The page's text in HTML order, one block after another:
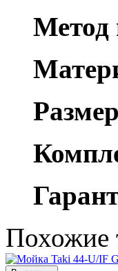
Метод
Похожие